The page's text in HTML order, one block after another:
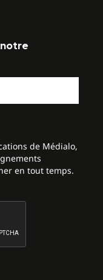
de Médialo,
en tout temps.